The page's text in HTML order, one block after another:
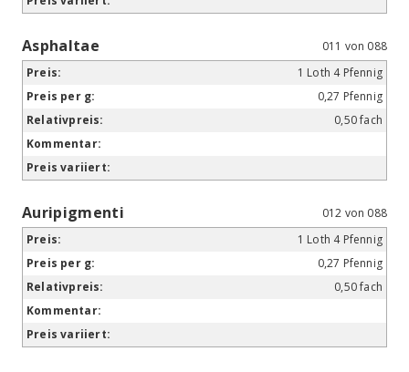
Asphaltae
011 von 088
1 Loth 4 Pfennig
0,27 Pfennig
0,50 fach
Auripigmenti
012 von 088
1 Loth 4 Pfennig
0,27 Pfennig
0,50 fach